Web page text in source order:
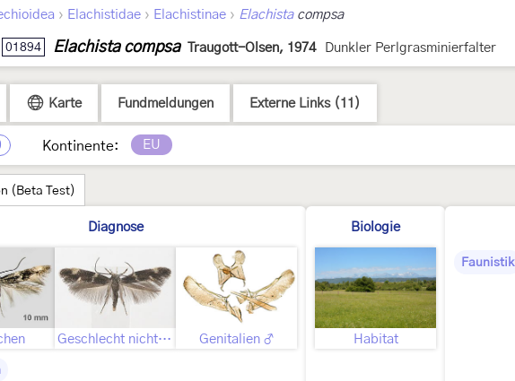
› Elachistidae › Elachistinae › Elachistacompsa
01894 Elachista compsa Traugott-Olsen, 1974 Dunkler Perlgrasminierfalter
Karte Fundmeldungen Externe Links (11)
Kontinente: EU
(Beta Test)
Diagnose
Geschlecht nicht bestimmt Genitalien ♂
Biologie
Habitat
Faunistik